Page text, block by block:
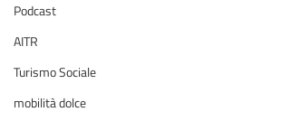
Podcast
AITR
Turismo Sociale
mobilità dolce